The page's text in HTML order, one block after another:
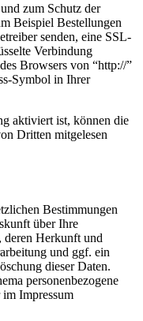
zum Schutz der
Beispiel Bestellungen
senden, eine SSL-
Verbindung
Browsers von “http://”
Symbol in Ihrer
aktiviert ist, können die
Dritten mitgelesen
Bestimmungen
über Ihre
deren Herkunft und
und ggf. ein
dieser Daten.
personenbezogene
Impressum